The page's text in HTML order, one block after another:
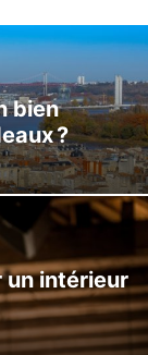
bien
?
un intérieur